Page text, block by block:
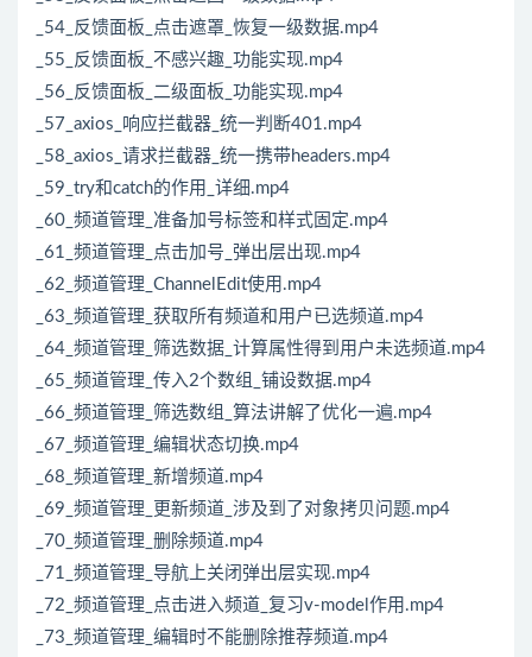
_54_反馈面板_点击遮罩_恢复一级数据.mp4
_55_反馈面板_不感兴趣_功能实现.mp4
_56_反馈面板_二级面板_功能实现.mp4
_57_axios_响应拦截器_统一判断401.mp4
_58_axios_请求拦截器_统一携带headers.mp4
_59_try和catch的作用_详细.mp4
_60_频道管理_准备加号标签和样式固定.mp4
_61_频道管理_点击加号_弹出层出现.mp4
_62_频道管理_ChannelEdit使用.mp4
_63_频道管理_获取所有频道和用户已选频道.mp4
_64_频道管理_筛选数据_计算属性得到用户未选频道.mp4
_65_频道管理_传入2个数组_铺设数据.mp4
_66_频道管理_筛选数组_算法讲解了优化一遍.mp4
_67_频道管理_编辑状态切换.mp4
_68_频道管理_新增频道.mp4
_69_频道管理_更新频道_涉及到了对象拷贝问题.mp4
_70_频道管理_删除频道.mp4
_71_频道管理_导航上关闭弹出层实现.mp4
_72_频道管理_点击进入频道_复习v-model作用.mp4
_73_频道管理_编辑时不能删除推荐频道.mp4